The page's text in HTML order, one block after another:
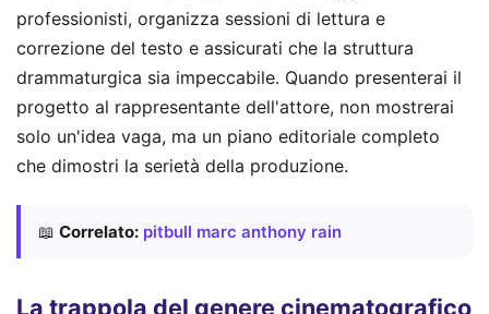
professionisti, organizza sessioni di lettura e
correzione del testo e assicurati che la struttura
drammaturgica sia impeccabile. Quando presenterai il
progetto al rappresentante dell'attore, non mostrerai
solo un'idea vaga, ma un piano editoriale completo
che dimostri la serietà della produzione.
📖 Correlato: pitbull marc anthony rain
La trappola del genere cinematografico